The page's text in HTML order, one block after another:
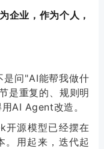
企业，作为个人，
是问"AI能帮我做什
是重复的、规则明
AI Agent改造。
开源模型已经摆在
。用起来，迭代起